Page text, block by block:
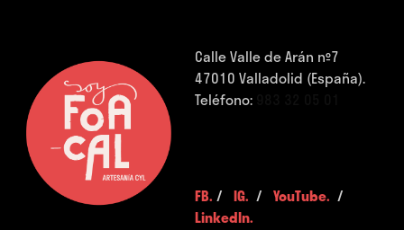
Calle Valle de Arán nº7
47010 Valladolid (España).
Teléfono:
FB. / IG. / YouTube. /
LinkedIn.